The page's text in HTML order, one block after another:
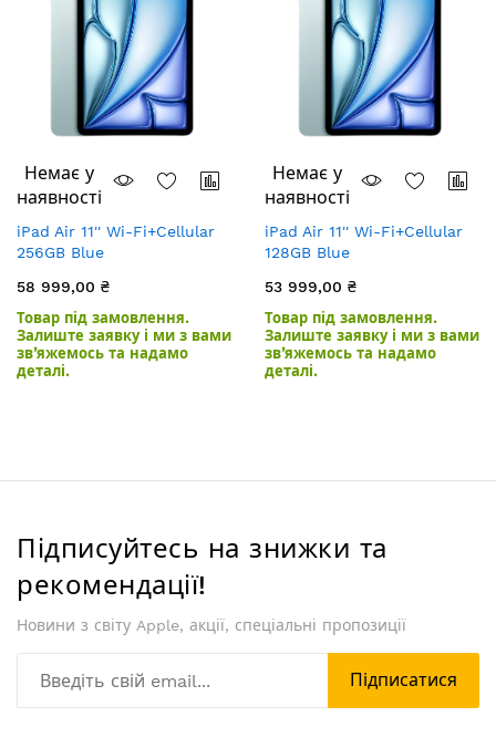
Немає у
наявності
iPad Air 11'' Wi-Fi+Cellular
256GB Blue
58 999,00 ₴
Товар під замовлення.
Залиште заявку і ми з вами
зв’яжемось та надамо
деталі.
Немає у
наявності
iPad Air 11'' Wi-Fi+Cellular
128GB Blue
53 999,00 ₴
Товар під замовлення.
Залиште заявку і ми з вами
зв’яжемось та надамо
деталі.
Підписуйтесь на знижки та
рекомендації!
Новини з світу Apple, акції, спеціальні пропозиції
Підписатися